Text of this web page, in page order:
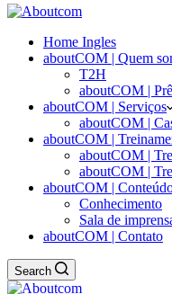
Home Ingles
aboutCOM | Quem
T2H
aboutCOM |
aboutCOM | Serviços
aboutCOM |
aboutCOM |
aboutCOM |
aboutCOM |
aboutCOM |
Conhecimento
Sala de
aboutCOM | Contato
Search